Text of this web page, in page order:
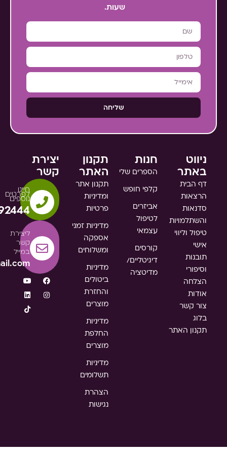
שעות.
שליחה
ניווט
באתר
דף הבית
הרצאות
סדנאות
והשתלמויות
טיפול וליווי
אישי
תובנות
וסיפורי
הצלחה
אודות
צור קשר
בלוג
תקנון האתר
חנות
הספרים שלי
קלפי חופש
אביזרים
לטיפול
עצמאי
קורסים
דיגיטליים/
מדיטציה
תקנון
האתר
תקנון אתר
ומדיניות
פרטיות
מדיניות זמני
אספקה
ומשלוחים
מדיניות
ביטולים
והחזרת
מוצרים
מדיניות
החלפת
מוצרים
מדיניות
תשלומים
הצהרת
נגישות
יצירת
קשר
חייגו
לפרטים
נוספים
ליצירת
קשר
במייל